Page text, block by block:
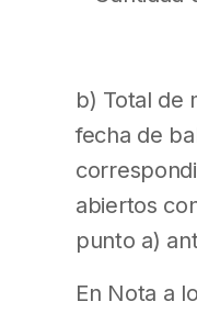
b) Total de
fecha de
abiertos
punto a)
En Nota a